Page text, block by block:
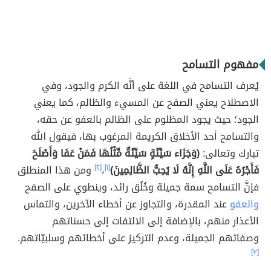
مفهوم التسامح
يُعرف التسامح في اللغة على أنَّه الكرم والجود، وفي
الاصطلاح يعني الصفح عن المسيء والظالم، كما يعني
الجود؛ حيث يجود المظلوم على الظالم بالعفو عن حقه،
والتسامح أحد الأخلاق الكريمة المرغوب بها، فيقول الله
تبارك وتعالى:(وَجَزَاء سَيِّئَةٍ سَيِّئَةٌ مِّثْلُهَا فَمَنْ عَفَا وَأَصْلَحَ
فَأَجْرُهُ عَلَى اللَّهِ إِنَّهُ لَا يُحِبُّ الظَّالِمِينَ)[١] ،[٢]
ومن هذا المنطلق
فإنَّ التسامح سمة جميلة وخُلُق رائد، وينطوي على الصفح
والعفوعند المقدرة، والتجاوز عن أخطاء الآخرين، والتماس
الأعذار منهم، بالإضافة إلى الالتفات إلى حسناتهم
وصفاتهم الجميلة، وعدم التركيز على أخطائهم وسلبيّاتهم.
[٣]